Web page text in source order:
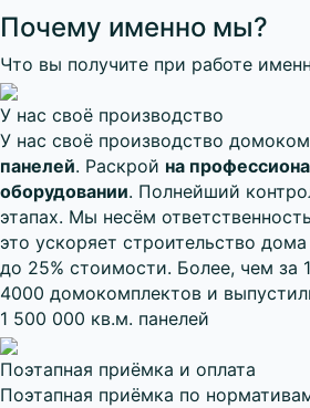
Почему именно мы?
Что вы получите при работе
У нас своё производство
У нас своё производство
панелей. Раскрой на
оборудовании. Полнейший
этапах. Мы несём
это ускоряет строительство
до 25% стоимости. Более, чем за
4000 домокомплектов и
1 500 000 кв.м. панелей
Поэтапная приёмка и оплата
Поэтапная приёмка по